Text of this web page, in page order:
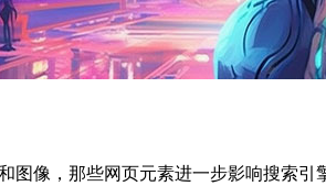
图像，那些网页元素进一步影响搜索